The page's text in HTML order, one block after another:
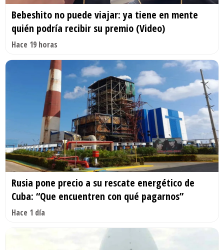
Bebeshito no puede viajar: ya tiene en mente
quién podría recibir su premio (Video)
Hace 19 horas
Rusia pone precio a su rescate energético de
Cuba: “Que encuentren con qué pagarnos”
Hace 1 día